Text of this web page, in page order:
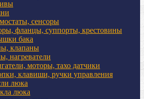
сенсоры
фланцы, суппорты, крестовины
бака
клапаны
нагреватели
моторы, тахо датчики
клавиши, ручки управления
люка
люка